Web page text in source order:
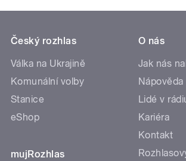
Český rozhlas
Válka na Ukrajině
Komunální volby
Stanice
eShop
mujRozhlas
O nás
Jak nás
Nápověda
Lidé v
Kariéra
Kontakt